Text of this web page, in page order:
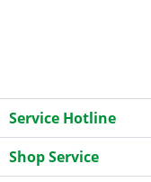
Service Hotline
Shop Service